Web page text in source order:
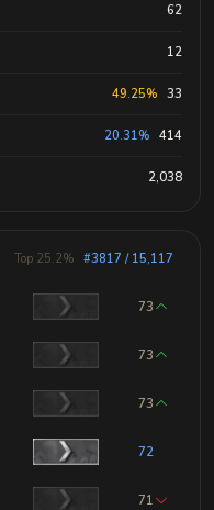
62
12
49.25% 33
20.31% 414
2,038
Top 25.2% #3817 / 15,117
73
73
73
72
71